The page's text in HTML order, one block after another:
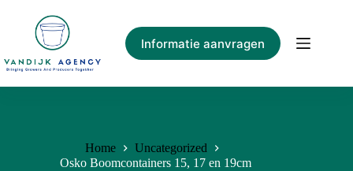
Informatie aanvragen
Home
Uncategorized
Osko Boomcontainers 15, 17 en 19cm